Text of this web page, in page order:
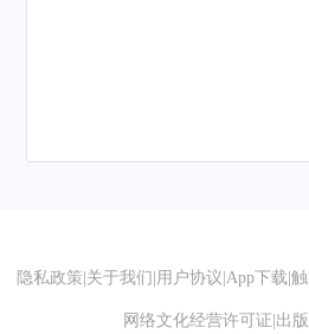
隐私政策 关于我们 用户协议 App下载
网络文化经营许可证 出